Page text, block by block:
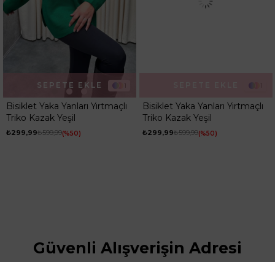
Bisiklet Yaka Yanları Yırtmaçlı
Triko Kazak Yeşil
₺299,99₺599,99 %50
SEPETE EKLE
Bisiklet Yaka Yanları Yırtmaçlı
Triko Kazak Yeşil
₺299,99₺599,99 %50
Güvenli Alışverişin Adresi